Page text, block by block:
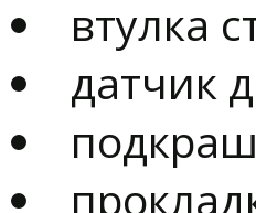
втулка
датчик